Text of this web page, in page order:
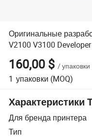
Оригинальные
V2100 V3100
676K33620 676K33631
160,00 $ /упаковки
1 упаковки (MOQ)
Характеристики
Для бренда принтера
Тип